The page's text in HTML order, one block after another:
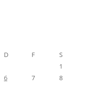
D F
S
1
6 7
8